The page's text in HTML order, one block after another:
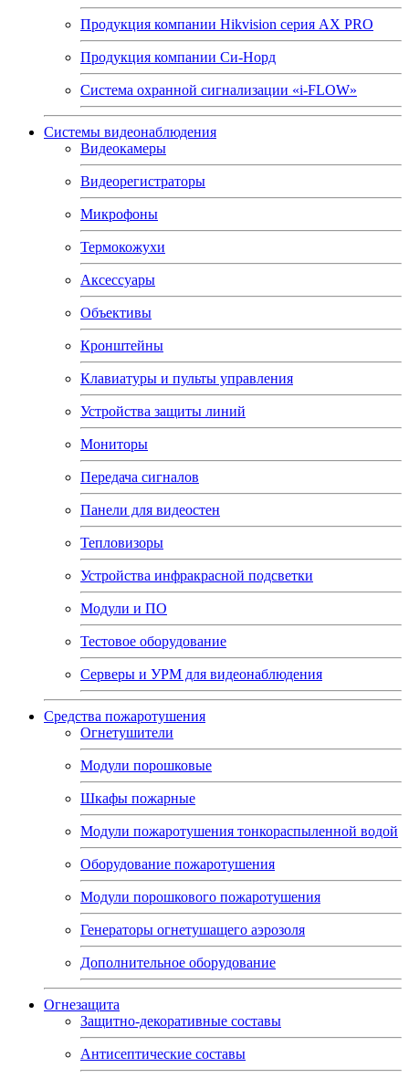
Продукция компании Hikvision серия AX PRO
Продукция компании Си-Норд
Система охранной сигнализации «i-FLOW»
Системы видеонаблюдения
Видеокамеры
Видеорегистраторы
Микрофоны
Термокожухи
Аксессуары
Объективы
Кронштейны
Клавиатуры и пульты управления
Устройства защиты линий
Мониторы
Передача сигналов
Панели для видеостен
Тепловизоры
Устройства инфракрасной подсветки
Модули и ПО
Тестовое оборудование
Серверы и УРМ для видеонаблюдения
Средства пожаротушения
Огнетушители
Модули порошковые
Шкафы пожарные
Модули пожаротушения тонкораспыленной водой
Оборудование пожаротушения
Модули порошкового пожаротушения
Генераторы огнетушащего аэрозоля
Дополнительное оборудование
Огнезащита
Защитно-декоративные составы
Антисептические составы